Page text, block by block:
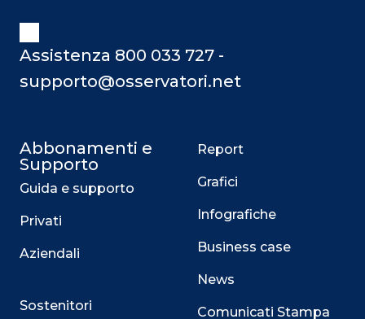
Assistenza 800 033 727 -
supporto@osservatori.net
Abbonamenti e
Supporto
Guida e supporto
Privati
Aziendali
Sostenitori
Report
Grafici
Infografiche
Business case
News
Comunicati Stampa